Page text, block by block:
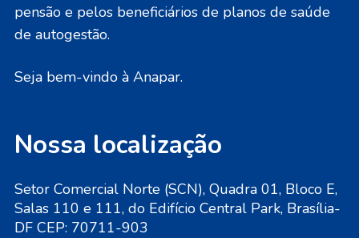
pensão e pelos beneficiários de planos de saúde
de autogestão.
Seja bem-vindo à Anapar.
Nossa localização
Setor Comercial Norte (SCN), Quadra 01, Bloco E,
Salas 110 e 111, do Edifício Central Park, Brasília-
DF CEP: 70711-903